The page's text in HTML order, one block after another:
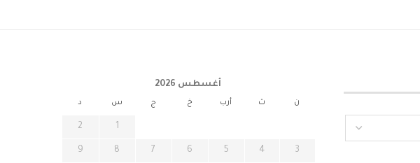
أغسطس 2026
ن ث أرب خ ج س د
1
2
3
4
5
6
7
8
9